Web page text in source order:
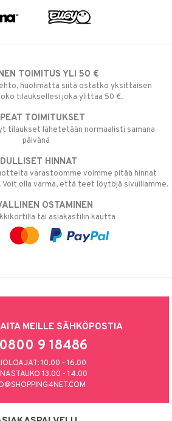
TOIMITUS YLI 50 €
huolimatta siitä ostatko yksittäisen
tilauksellesi joka ylittää 50 €.
TOIMITUKSET
tilaukset lähetetään normaalisti samana
päivänä
HINNAT
varastoomme voimme pitää hinnat
Voit olla varma, että teet löytöjä sivuillamme.
OSTAMINEN
tai asiakastilin kautta
MEILLE SÄHKÖPOSTIA
9 18486
10.00 - 16.00
13.00 - 14.00